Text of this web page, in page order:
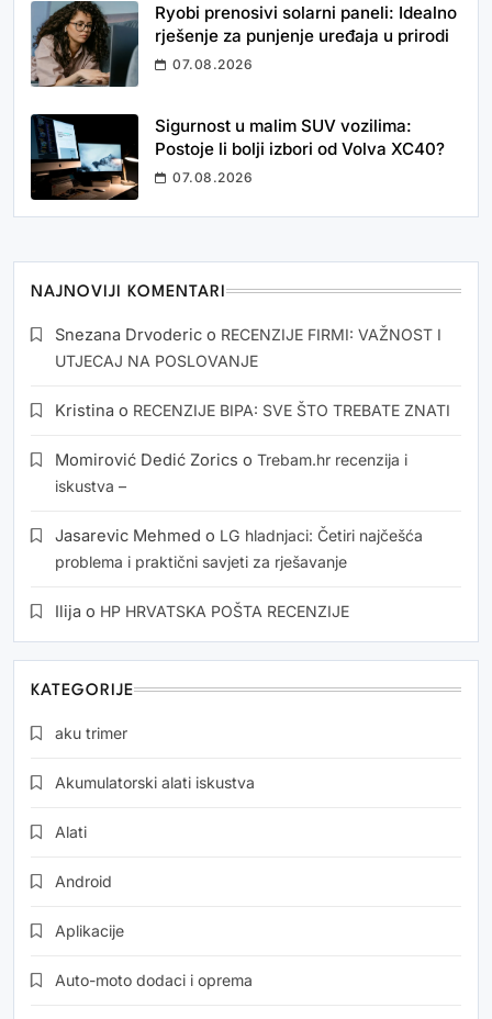
Ryobi prenosivi solarni paneli: Idealno
rješenje za punjenje uređaja u prirodi
07.08.2026
Sigurnost u malim SUV vozilima:
Postoje li bolji izbori od Volva XC40?
07.08.2026
NAJNOVIJI KOMENTARI
Snezana Drvoderic o RECENZIJE FIRMI: VAŽNOST I
UTJECAJ NA POSLOVANJE
Kristina o RECENZIJE BIPA: SVE ŠTO TREBATE ZNATI
Momirović Dedić Zorics o Trebam.hr recenzija i
iskustva –
Jasarevic Mehmed o LG hladnjaci: Četiri najčešća
problema i praktični savjeti za rješavanje
Ilija o HP HRVATSKA POŠTA RECENZIJE
KATEGORIJE
aku trimer
Akumulatorski alati iskustva
Alati
Android
Aplikacije
Auto-moto dodaci i oprema